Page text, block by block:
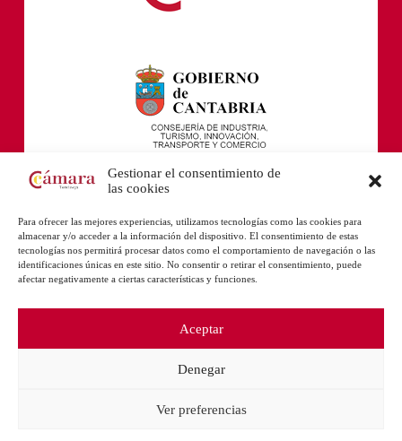
Gestionar el consentimiento de
las cookies
Para ofrecer las mejores experiencias, utilizamos tecnologías como las cookies para
almacenar y/o acceder a la información del dispositivo. El consentimiento de estas
tecnologías nos permitirá procesar datos como el comportamiento de navegación o las
identificaciones únicas en este sitio. No consentir o retirar el consentimiento, puede
afectar negativamente a ciertas características y funciones.
Aceptar
Denegar
Ver preferencias